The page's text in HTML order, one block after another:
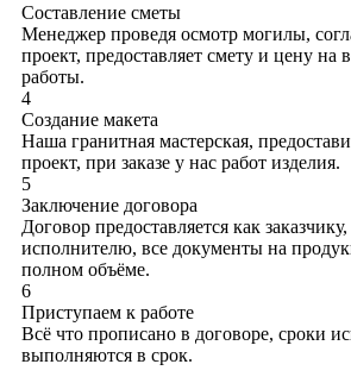
Составление сметы
Менеджер проведя осмотр могилы,
проект, предоставляет смету и цену на
работы.
4
Создание макета
Наша гранитная мастерская,
проект, при заказе у нас работ изделия.
5
Заключение договора
Договор предоставляется как
исполнителю, все документы на
полном объёме.
6
Приступаем к работе
Всё что прописано в договоре, сроки
выполняются в срок.